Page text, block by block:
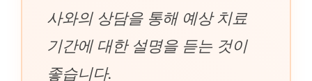
사와의 상담을 통해 예상 치료
기간에 대한 설명을 듣는 것이
좋습니다.